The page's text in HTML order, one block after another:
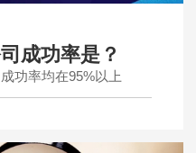
成功率是？
功率均在95%以上